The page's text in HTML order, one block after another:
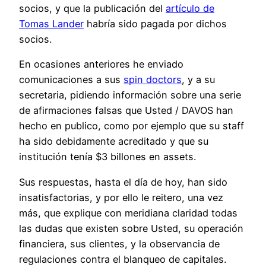
socios, y que la publicación del artículo de
Tomas Lander habría sido pagada por dichos
socios.
En ocasiones anteriores he enviado
comunicaciones a sus spin doctors, y a su
secretaria, pidiendo información sobre una serie
de afirmaciones falsas que Usted / DAVOS han
hecho en publico, como por ejemplo que su staff
ha sido debidamente acreditado y que su
institución tenía $3 billones en assets.
Sus respuestas, hasta el día de hoy, han sido
insatisfactorias, y por ello le reitero, una vez
más, que explique con meridiana claridad todas
las dudas que existen sobre Usted, su operación
financiera, sus clientes, y la observancia de
regulaciones contra el blanqueo de capitales.